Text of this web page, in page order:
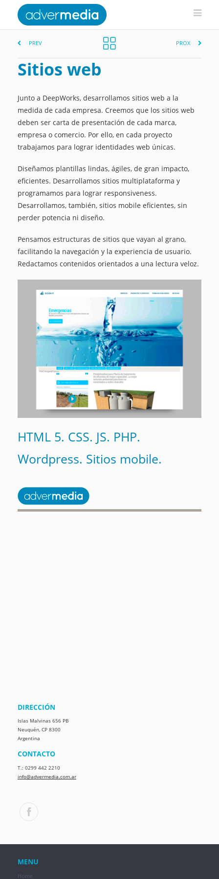
PREV PROX
Sitios web
Junto a DeepWorks, desarrollamos sitios web a la
medida de cada empresa. Creemos que los sitios web
deben ser carta de presentación de cada marca,
empresa o comercio. Por ello, en cada proyecto
trabajamos para lograr identidades web únicas.
Diseñamos plantillas lindas, ágiles, de gran impacto,
eficientes. Desarrollamos sitios multiplataforma y
programamos para lograr responsiveness.
Desarrollamos, también, sitios mobile eficientes, sin
perder potencia ni diseño.
Pensamos estructuras de sitios que vayan al grano,
facilitando la navegación y la experiencia de usuario.
Redactamos contenidos orientados a una lectura veloz.
HTML 5. CSS. JS. PHP.
Wordpress. Sitios mobile.
DIRECCIÓN
Islas Malvinas 656 PB
Neuquén, CP 8300
Argentina
CONTACTO
T.: 0299 442 2210
info@advermedia.com.ar
MENU
Home